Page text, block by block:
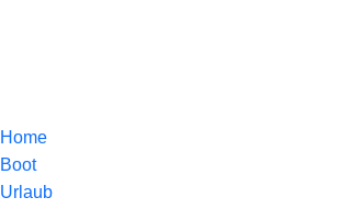
Home
Boot
Urlaub